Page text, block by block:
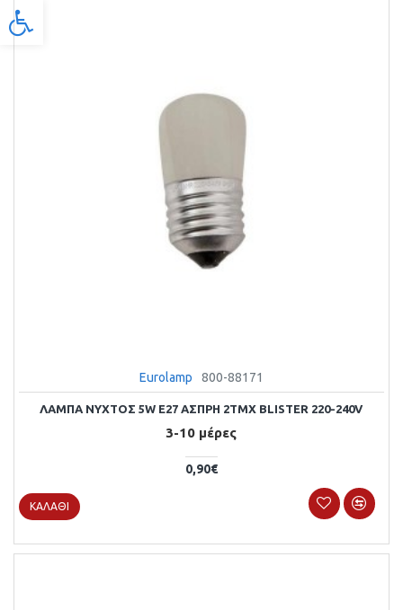
Προσβασιμότητα
Eurolamp 800-88171
ΛΑΜΠΑ ΝΥΧΤΟΣ 5W E27 ΑΣΠΡΗ 2ΤΜΧ BLISTER 220-240V
3-10 μέρες
0,90€
ΚΑΛΆΘΙ